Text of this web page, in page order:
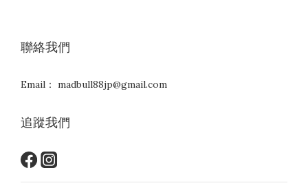
聯絡我們
Email： madbull88jp@gmail.com
追蹤我們